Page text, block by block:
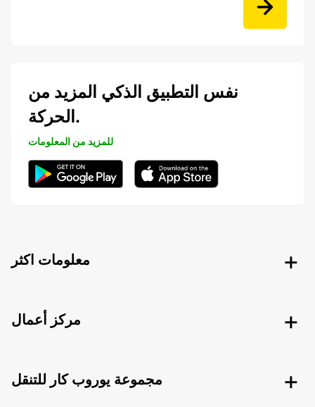
نفس التطبيق الذكي المزيد من
الحركة.
للمزيد من المعلومات
معلومات اكثر
مركز أعمال
مجموعة يوروب كار للتنقل